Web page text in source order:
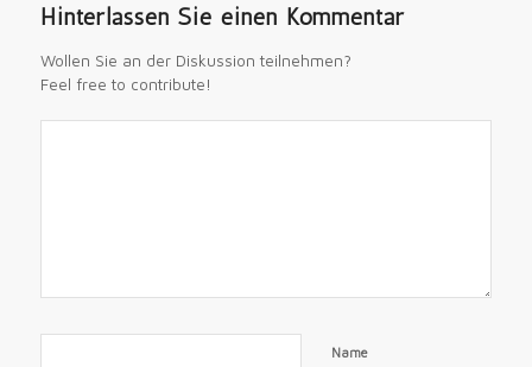
Hinterlassen Sie einen Kommentar
Wollen Sie an der Diskussion teilnehmen?
Feel free to contribute!
Name